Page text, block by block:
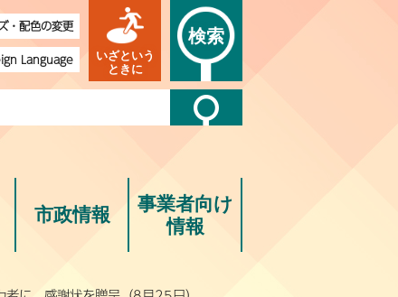
・配色の変更
Language
いざという
ときに
検索
市政情報
事業者向け
情報